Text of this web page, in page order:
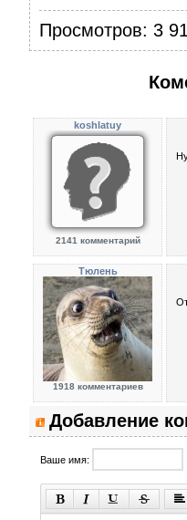
Просмотров: 3
koshlatuy
2141 комментарий
Тюлень
1918 комментариев
Добавление
Ваше имя: